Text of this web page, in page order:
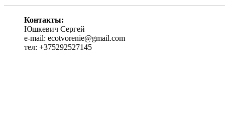
Контакты:
Юшкевич Сергей
e-mail: ecotvorenie@gmail.com
тел: +375292527145